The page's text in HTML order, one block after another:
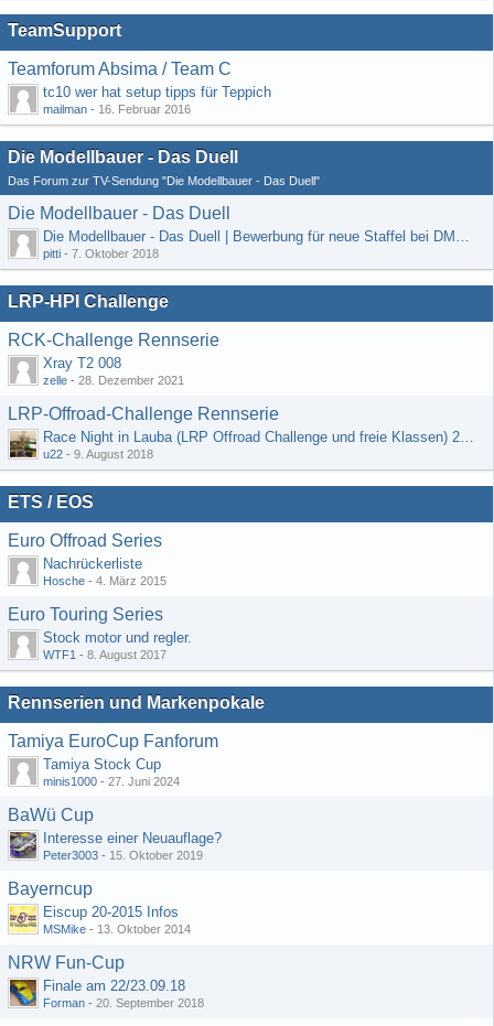
TeamSupport
Teamforum Absima / Team C
tc10 wer hat setup tipps für Teppich
mailman - 16. Februar 2016
Die Modellbauer - Das Duell
Das Forum zur TV-Sendung "Die Modellbauer - Das Duell"
Die Modellbauer - Das Duell
Die Modellbauer - Das Duell | Bewerbung für neue Staffel bei DMAX *Werbung*
pitti - 7. Oktober 2018
LRP-HPI Challenge
RCK-Challenge Rennserie
Xray T2 008
zelle - 28. Dezember 2021
LRP-Offroad-Challenge Rennserie
Race Night in Lauba (LRP Offroad Challenge und freie Klassen) 25/26.08
u22 - 9. August 2018
ETS / EOS
Euro Offroad Series
Nachrückerliste
Hosche - 4. März 2015
Euro Touring Series
Stock motor und regler.
WTF1 - 8. August 2017
Rennserien und Markenpokale
Tamiya EuroCup Fanforum
Tamiya Stock Cup
minis1000 - 27. Juni 2024
BaWü Cup
Interesse einer Neuauflage?
Peter3003 - 15. Oktober 2019
Bayerncup
Eiscup 20-2015 Infos
MSMike - 13. Oktober 2014
NRW Fun-Cup
Finale am 22/23.09.18
Forman - 20. September 2018